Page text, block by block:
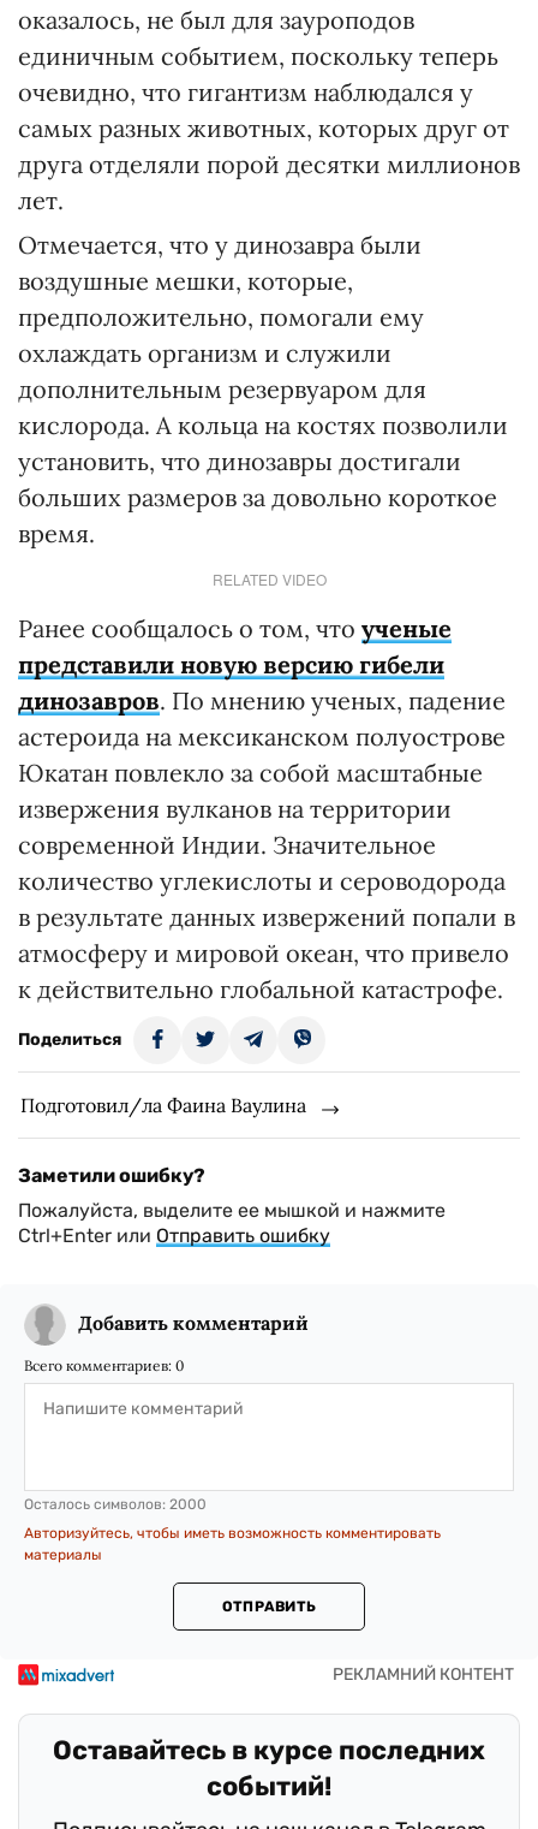
оказалось, не был для зауроподов
единичным событием, поскольку теперь
очевидно, что гигантизм наблюдался у
самых разных животных, которых друг от
друга отделяли порой десятки миллионов
лет.
Отмечается, что у динозавра были
воздушные мешки, которые,
предположительно, помогали ему
охлаждать организм и служили
дополнительным резервуаром для
кислорода. А кольца на костях позволили
установить, что динозавры достигали
больших размеров за довольно короткое
время.
RELATED VIDEO
Ранее сообщалось о том, что ученые
представили новую версию гибели
динозавров. По мнению ученых, падение
астероида на мексиканском полуострове
Юкатан повлекло за собой масштабные
извержения вулканов на территории
современной Индии. Значительное
количество углекислоты и сероводорода
в результате данных извержений попали в
атмосферу и мировой океан, что привело
к действительно глобальной катастрофе.
Поделиться
Подготовил/ла Фаина Ваулина
Заметили ошибку?
Пожалуйста, выделите ее мышкой и нажмите
Ctrl+Enter или Отправить ошибку
Добавить комментарий
Всего комментариев: 0
Осталось символов: 2000
Авторизуйтесь, чтобы иметь возможность комментировать
материалы
ОТПРАВИТЬ
Оставайтесь в курсе последних
событий!